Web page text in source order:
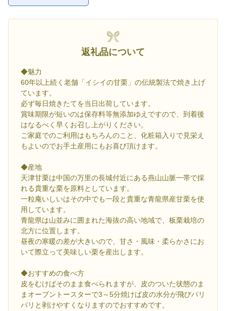
返礼品について
◆魅力
60年以上続く老舗「イシイの甘栗」の伝統製法で焼き上げ
ています。
必ず毎日焼きたてを当日出荷しています。
賞味期限が短いのは保存料等無添加ゆえですので、到着後
はなるべく早くお召し上がりください。
ご家庭でのご利用はもちろんのこと、化粧箱入りで見栄え
もよいのでお手土産用にもお喜び頂けます。
◆産地
天津甘栗は中国の万里の長城付近にある燕山山脈一帯で採
れる貴重な栗を原料としています。
一粒庵いしいはその中でも一段と貴重な青龍県産甘栗を使
用しています。
青龍県は山並みに囲まれた海抜の高い地域で、板栗栽培の
北方に位置します。
昼夜の寒暖の差が大きいので、甘さ・風味・柔らかさにお
いて際立って美味しい栗を産出します。
◆おすすめの食べ方
皮をむけばそのまま食べられますが、皮のついた状態のま
まオーブントースターで3～5分焼けば皮の水分が飛びパリ
パリと剥けやすくなりますのでおすすめです。